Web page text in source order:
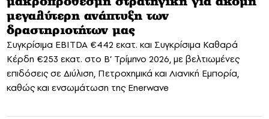
μεγαλύτερη ανάπτυξη των
δραστηριοτήτων μας
Συγκρίσιμα EBITDA €442 εκατ. και Συγκρίσιμα Καθαρά
Κέρδη €253 εκατ. στο Β’ Τρίμηνο 2026, με βελτιωμένες
επιδόσεις σε Διύλιση, Πετροχημικά και Λιανική Εμπορία,
καθώς και ενσωμάτωση της Enerwave